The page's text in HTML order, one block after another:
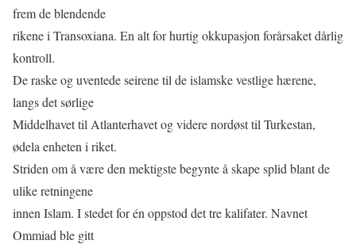
frem de blendende
rikene i Transoxiana. En alt for hurtig okkupasjon forårsaket dårlig
kontroll.
De raske og uventede seirene til de islamske vestlige hærene,
langs det sørlige
Middelhavet til Atlanterhavet og videre nordøst til Turkestan,
ødela enheten i riket.
Striden om å være den mektigste begynte å skape splid blant de
ulike retningene
innen Islam. I stedet for én oppstod det tre kalifater. Navnet
Ommiad ble gitt